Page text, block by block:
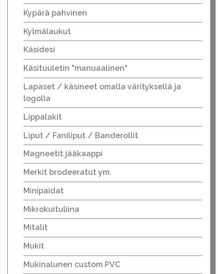
Kypärä pahvinen
Kylmälaukut
Käsidesi
Käsituuletin "manuaalinen"
Lapaset / käsineet omalla värityksellä ja
logolla
Lippalakit
Liput / Faniliput / Banderollit
Magneetit jääkaappi
Merkit brodeeratut ym.
Minipaidat
Mikrokuituliina
Mitalit
Mukit
Mukinalunen custom PVC